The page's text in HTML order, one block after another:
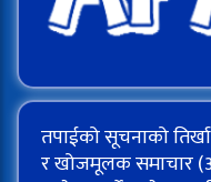
तपाईको सूचनाको
र खोजमूलक समाचार